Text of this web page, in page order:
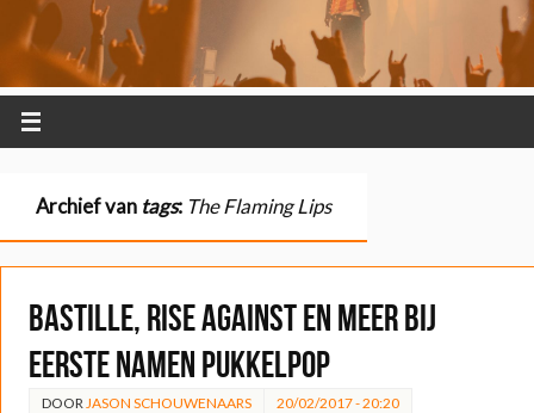
Archief van tags: The Flaming Lips
Bastille, Rise Against en meer bij
eerste namen Pukkelpop
DOOR JASON SCHOUWENAARS
20/02/2017 - 20:20